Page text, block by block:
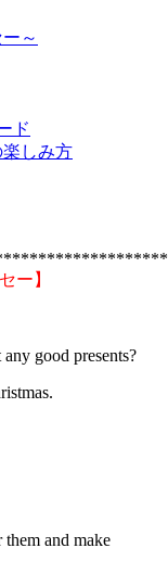
～
ド
しみ方
ー】
good presents?
and make